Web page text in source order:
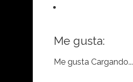
Me gusta:
Me gusta Cargando...